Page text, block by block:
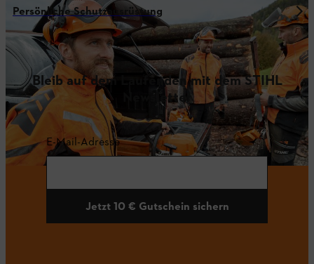
Persönliche Schutzausrüstung
Bleib auf dem Laufenden mit dem STIHL
Newsletter
E-Mail-Adresse
Jetzt 10 € Gutschein sichern